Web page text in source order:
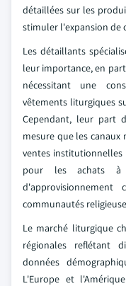
détaillées sur les
stimuler l'expansion de
Les détaillants
leur importance, en
nécessitant une
vêtements liturgiques
Cependant, leur part
mesure que les canaux
ventes institutionnelles
pour les achats à
communautés
Le marché liturgique
régionales reflétant
données
L'Europe et